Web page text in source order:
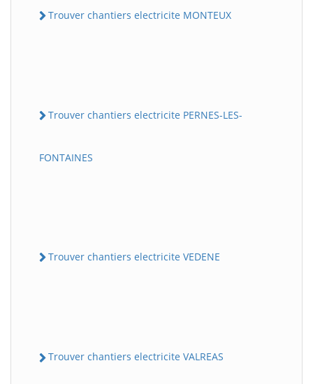
Trouver chantiers electricite MONTEUX
Trouver chantiers electricite PERNES-LES-
FONTAINES
Trouver chantiers electricite VEDENE
Trouver chantiers electricite VALREAS